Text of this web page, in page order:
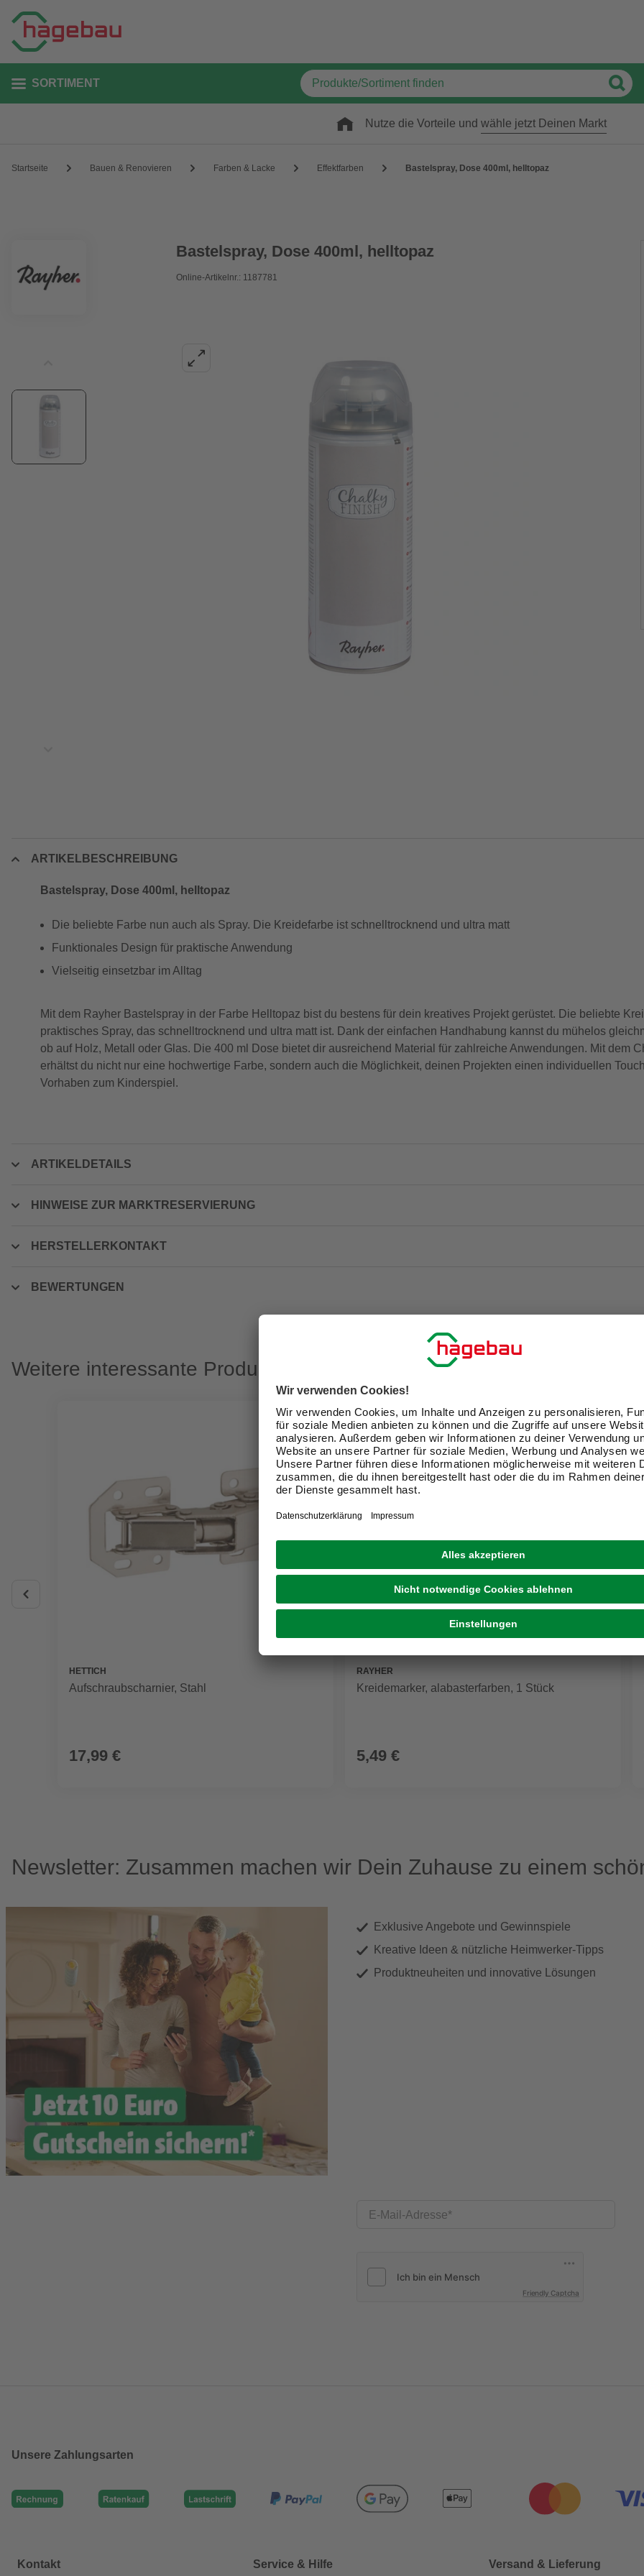
SORTIMENT
Nutze die Vorteile und wähle jetzt Deinen Markt
Startseite Bauen & Renovieren Farben & Lacke Effektfarben Bastelspray, Dose 400ml, helltopaz
Bastelspray, Dose 400ml, helltopaz
Online-Artikelnr.: 1187781
ARTIKELBESCHREIBUNG
Bastelspray, Dose 400ml, helltopaz
Die beliebte Farbe nun auch als Spray. Die Kreidefarbe ist schnelltrocknend und ultra matt
Funktionales Design für praktische Anwendung
Vielseitig einsetzbar im Alltag
Mit dem Rayher Bastelspray in der Farbe Helltopaz bist du bestens für dein kreatives Projekt gerüstet. Die beliebte
praktisches Spray, das schnelltrocknend und ultra matt ist. Dank der einfachen Handhabung kannst du mühelos
ob auf Holz, Metall oder Glas. Die 400 ml Dose bietet dir ausreichend Material für zahlreiche Anwendungen. Mit dem
erhältst du nicht nur eine hochwertige Farbe, sondern auch die Möglichkeit, deinen Projekten einen individuellen
Vorhaben zum Kinderspiel.
ARTIKELDETAILS
HINWEISE ZUR MARKTRESERVIERUNG
HERSTELLERKONTAKT
BEWERTUNGEN
Weitere interessante Produkte
HETTICH
Aufschraubscharnier, Stahl
17,99 €
RAYHER
Kreidemarker, alabasterfarben, 1 Stück
5,49 €
Newsletter: Zusammen machen wir Dein Zuhause zu einem
Exklusive Angebote und Gewinnspiele
Kreative Ideen & nützliche Heimwerker-Tipps
Produktneuheiten und innovative Lösungen
E-Mail-Adresse
Friendly Captcha
Unsere Zahlungsarten
Kontakt Service & Hilfe Versand & Lieferung